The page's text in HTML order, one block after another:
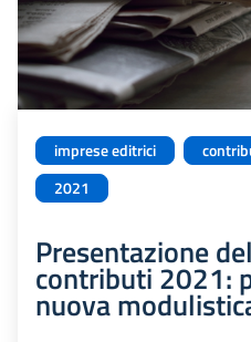
imprese editrici
2021
Presentazione
contributi 2021:
nuova